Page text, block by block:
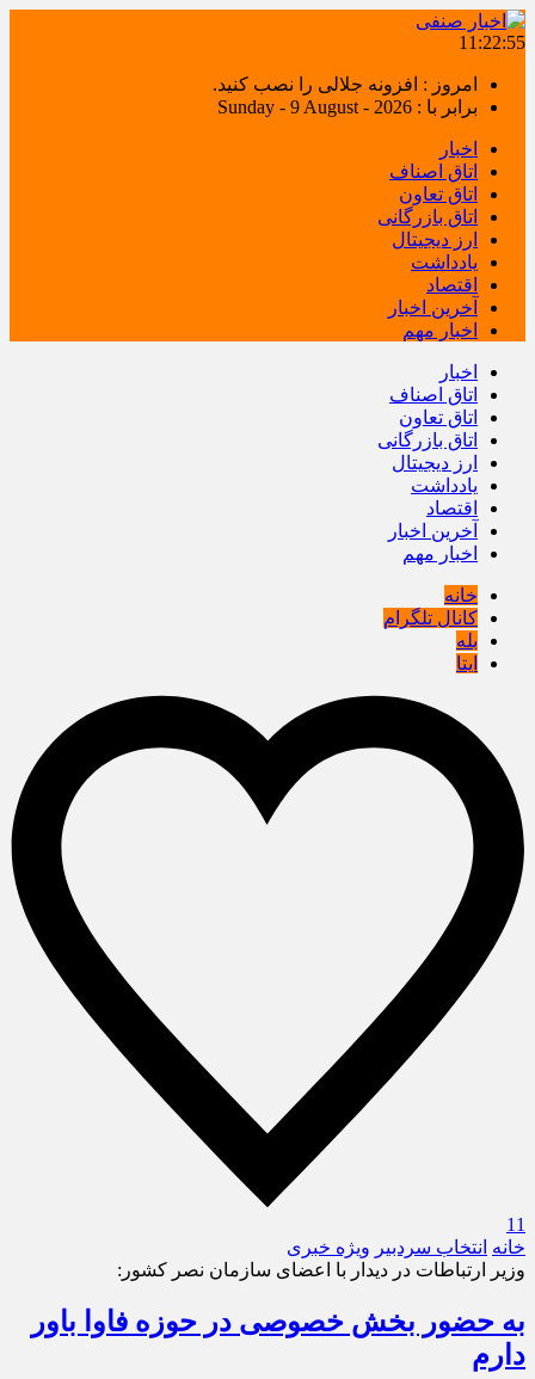
11:22:55
امروز : افزونه جلالی را نصب کنید.
برابر با : Sunday - 9 August - 2026
اخبار
اتاق اصناف
اتاق تعاون
اتاق بازرگانی
ارز دیجیتال
یادداشت
اقتصاد
آخرین اخبار
اخبار مهم
اخبار
اتاق اصناف
اتاق تعاون
اتاق بازرگانی
ارز دیجیتال
یادداشت
اقتصاد
آخرین اخبار
اخبار مهم
خانه
کانال تلگرام
بله
ایتا
11
خانه انتخاب سردبیر ویژه خبری
وزیر ارتباطات در دیدار با اعضای سازمان نصر کشور:
به حضور بخش خصوصی در حوزه فاوا باور
دارم